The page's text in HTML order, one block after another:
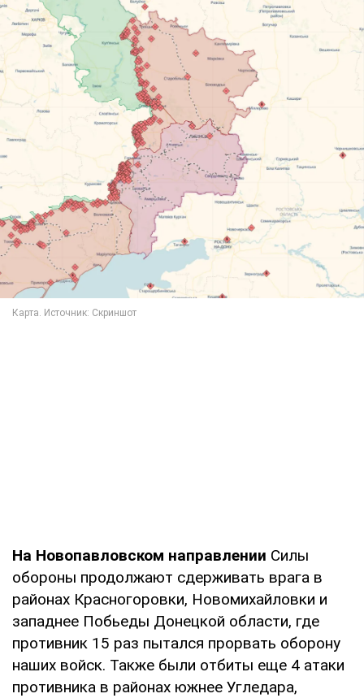
На Новопавловском направлении Силы
обороны продолжают сдерживать врага в
районах Красногоровки, Новомихайловки и
западнее Побьеды Донецкой области, где
противник 15 раз пытался прорвать оборону
наших войск. Также были отбиты еще 4 атаки
противника в районах южнее Угледара,